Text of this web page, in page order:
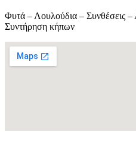
Φυτά – Λουλούδια – Συνθέσεις –
Συντήρηση κήπων